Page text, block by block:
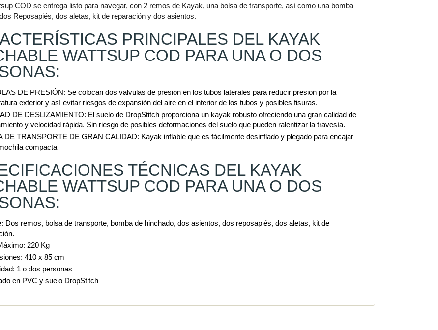
COD se entrega listo para navegar, con 2 remos de Kayak, una bolsa de transporte, así como una bomba
Reposapiés, dos aletas, kit de reparación y dos asientos.
PRINCIPALES DEL KAYAK
WATTSUP COD PARA UNA O DOS
DE PRESIÓN: Se colocan dos válvulas de presión en los tubos laterales para reducir presión por la
exterior y así evitar riesgos de expansión del aire en el interior de los tubos y posibles fisuras.
DE DESLIZAMIENTO: El suelo de DropStitch proporciona un kayak robusto ofreciendo una gran calidad de
y velocidad rápida. Sin riesgo de posibles deformaciones del suelo que pueden ralentizar la travesía.
DE TRANSPORTE DE GRAN CALIDAD: Kayak inflable que es fácilmente desinflado y plegado para encajar
compacta.
TÉCNICAS DEL KAYAK
WATTSUP COD PARA UNA O DOS
Dos remos, bolsa de transporte, bomba de hinchado, dos asientos, dos reposapiés, dos aletas, kit de
220 Kg
410 x 85 cm
1 o dos personas
en PVC y suelo DropStitch